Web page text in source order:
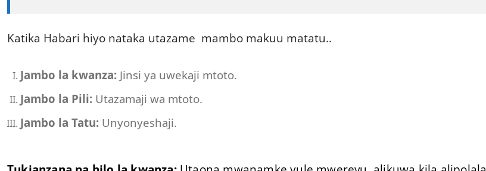
Katika Habari hiyo nataka utazame mambo makuu matatu..
Jambo la kwanza: Jinsi ya uwekaji mtoto.
Jambo la Pili: Utazamaji wa mtoto.
Jambo la Tatu: Unyonyeshaji.